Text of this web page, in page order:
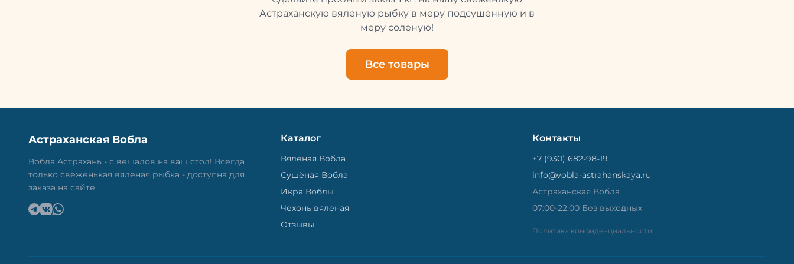
рыбу упаковывают в специальный
пакет, чтобы она не портилась и не
не просто вкусная еда, но и
пример того, как можно сочетать
старые рецепты и современные
вкусно.
Астраханскую вяленую рыбку в меру подсушенную и в
меру соленую!
Все товары
Астраханская Вобла
Вобла Астрахань - с вешалов на ваш стол! Всегда
только свеженькая вяленая рыбка - доступна для
заказа на сайте.
Каталог
Вяленая Вобла
Сушёная Вобла
Икра Воблы
Чехонь вяленая
Отзывы
Контакты
+7 (930) 682-98-19
info@vobla-astrahanskaya.ru
Астраханская Вобла
07:00-22:00 Без выходных
Политика конфиденциальности